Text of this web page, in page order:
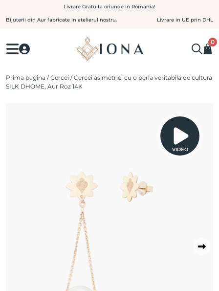
to
Livrare Gratuita oriunde in Romania!
Bijuterii din Aur fabricate in atelierul nostru. Livrare in UE prin DHL
0
Prima pagina /Cercei / Cercei asimetrici cu o perla veritabila de cultura
SILK DHOME, Aur Roz 14K
VIDEO